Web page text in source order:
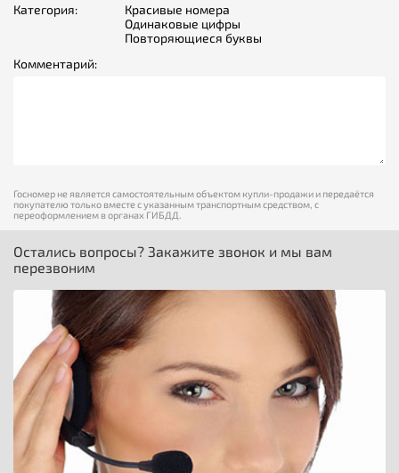
Категория:
Красивые номера
Одинаковые цифры
Повторяющиеся буквы
Комментарий:
Госномер не является самостоятельным объектом купли-продажи и передаётся
покупателю только вместе с указанным транспортным средством, с
переоформлением в органах ГИБДД.
Остались вопросы? Закажите звонок и мы вам
перезвоним